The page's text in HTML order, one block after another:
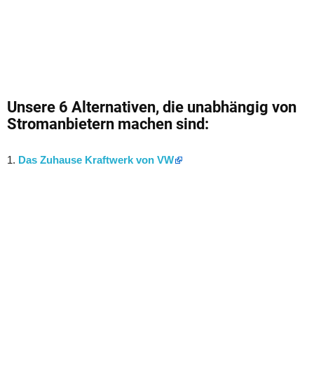
Unsere 6 Alternativen, die unabhängig von
Stromanbietern machen sind:
1. Das Zuhause Kraftwerk von VW